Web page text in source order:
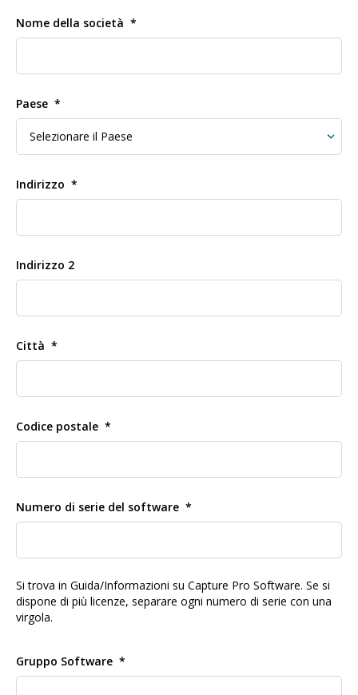
Nome della società
Paese
Indirizzo
Indirizzo 2
Città
Codice postale
Numero di serie del software
Si trova in Guida/Informazioni su Capture Pro Software. Se si
dispone di più licenze, separare ogni numero di serie con una
virgola.
Gruppo Software